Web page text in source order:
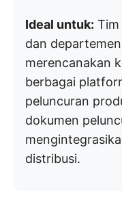
Ideal untuk: Tim
dan
merencanakan
berbagai
peluncuran
dokumen
distribusi.